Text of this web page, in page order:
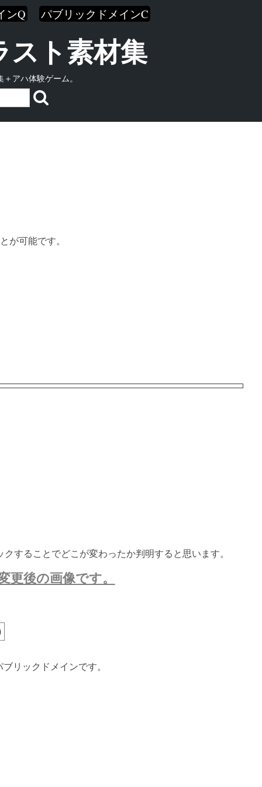
ンQ パブリックドメインC
スト素材集
アハ体験ゲーム。
が可能です。
することでどこが変わったか判明すると思います。
更後の画像です。
リックドメインです。